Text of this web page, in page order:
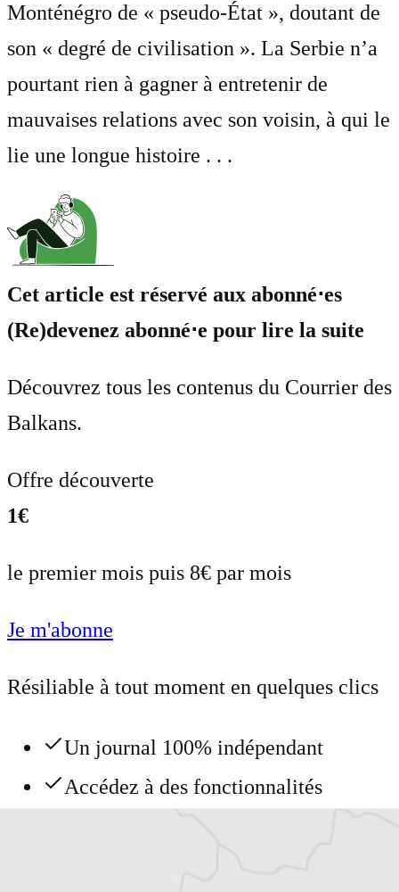
Monténégro de « pseudo-État », doutant de
son « degré de civilisation ». La Serbie n’a
pourtant rien à gagner à entretenir de
mauvaises relations avec son voisin, à qui le
lie une longue histoire . . .
Cet article est réservé aux abonné⋅es
(Re)devenez abonné⋅e pour lire la suite
Découvrez tous les contenus du Courrier des
Balkans.
Offre découverte
1€
le premier mois puis 8€ par mois
Je m'abonne
Résiliable à tout moment en quelques clics
Un journal 100% indépendant
Accédez à des fonctionnalités